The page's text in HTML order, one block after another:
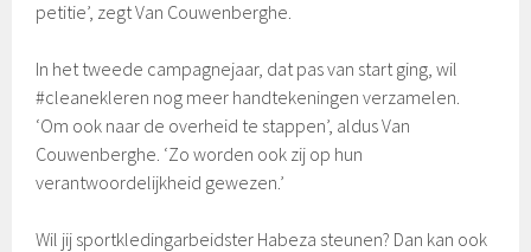
petitie’, zegt Van Couwenberghe.
In het tweede campagnejaar, dat pas van start ging, wil
#cleanekleren nog meer handtekeningen verzamelen.
‘Om ook naar de overheid te stappen’, aldus Van
Couwenberghe. ‘Zo worden ook zij op hun
verantwoordelijkheid gewezen.’
Wil jij sportkledingarbeidster Habeza steunen? Dan kan ook